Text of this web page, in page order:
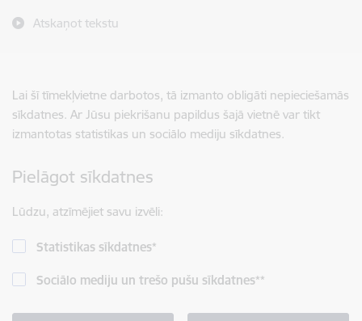
Atskaņot tekstu
Lai šī tīmekļvietne darbotos, tā izmanto obligāti nepieciešamās
sīkdatnes. Ar Jūsu piekrišanu papildus šajā vietnē var tikt
izmantotas statistikas un sociālo mediju sīkdatnes.
Pielāgot sīkdatnes
Lūdzu, atzīmējiet savu izvēli:
Statistikas sīkdatnes*
Sociālo mediju un trešo pušu sīkdatnes**